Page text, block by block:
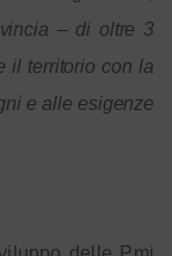
– di oltre 3
il territorio con la
e alle esigenze